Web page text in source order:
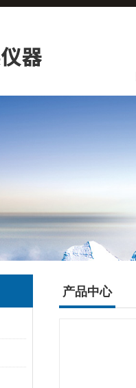
产品中心